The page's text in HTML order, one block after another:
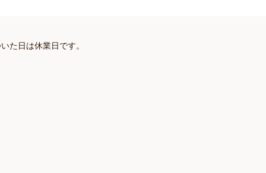
た日は休業日です。